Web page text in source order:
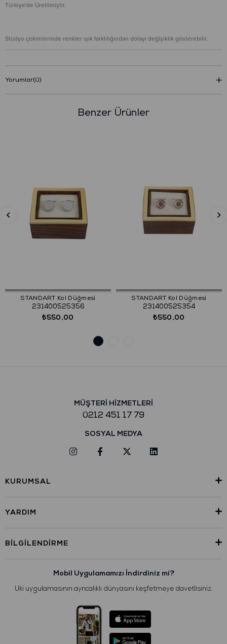
Türkiye'de Üretilmiştir.
Stüdyo çekimlerinde renkler ışık farklılığından dolayı değişiklik gösterebilir.
Yorumlar(0)
Benzer Ürünler
STANDART Kol Düğmesi
231400525356
₺550,00
STANDART Kol Düğmesi
231400525354
₺550,00
MÜŞTERİ HİZMETLERİ
0212 451 17 79
SOSYAL MEDYA
KURUMSAL
YARDIM
BILGILENDIRME
Mobil Uygulamamızı İndirdiniz mi?
Uki uygulamasının ayrıcalıklı dünyasını keşfetmeye davetlisiniz.